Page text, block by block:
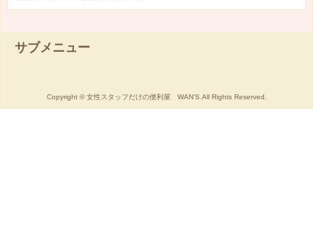
サブメニュー
Copyright © 女性スタッフだけの便利屋 WAN'S.All Rights Reserved.